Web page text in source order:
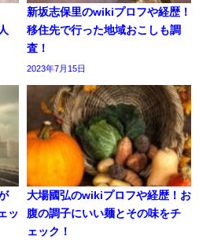
新坂志保里のwikiプロフや経歴！
移住先で行った地域おこしも調
査！
2023年7月15日
ッ
大場國弘のwikiプロフや経歴！お
腹の調子にいい麺とその味をチ
ェック！